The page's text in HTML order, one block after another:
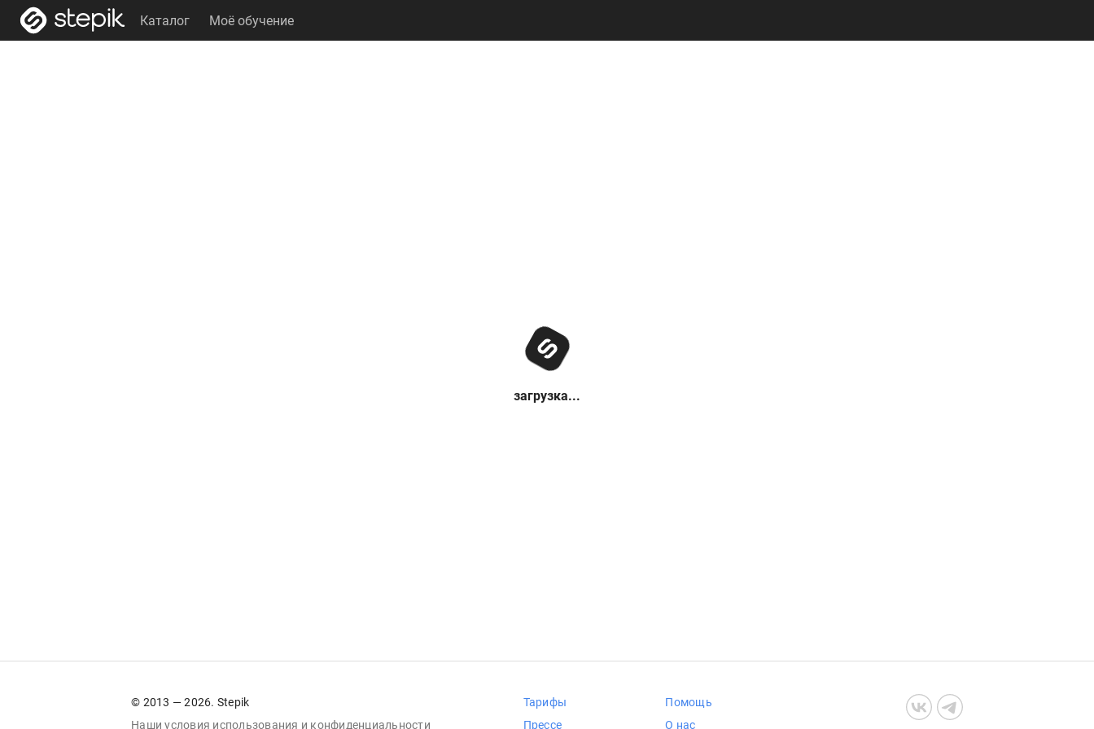
Каталог Моё обучение
загрузка...
© 2013 — 2026. Stepik
Наши условия использования и конфиденциальности
Тарифы
Прессе
Помощь
О нас